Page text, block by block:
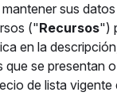
sus
("Recursos")
en la
que se presentan
de lista